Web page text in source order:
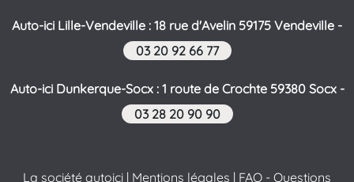
Auto-ici Lille-Vendeville : 18 rue d'Avelin 59175 Vendeville -
03 20 92 66 77
Auto-ici Dunkerque-Socx : 1 route de Crochte 59380 Socx -
03 28 20 90 90
La société autoici | Mentions légales | FAQ - Questions